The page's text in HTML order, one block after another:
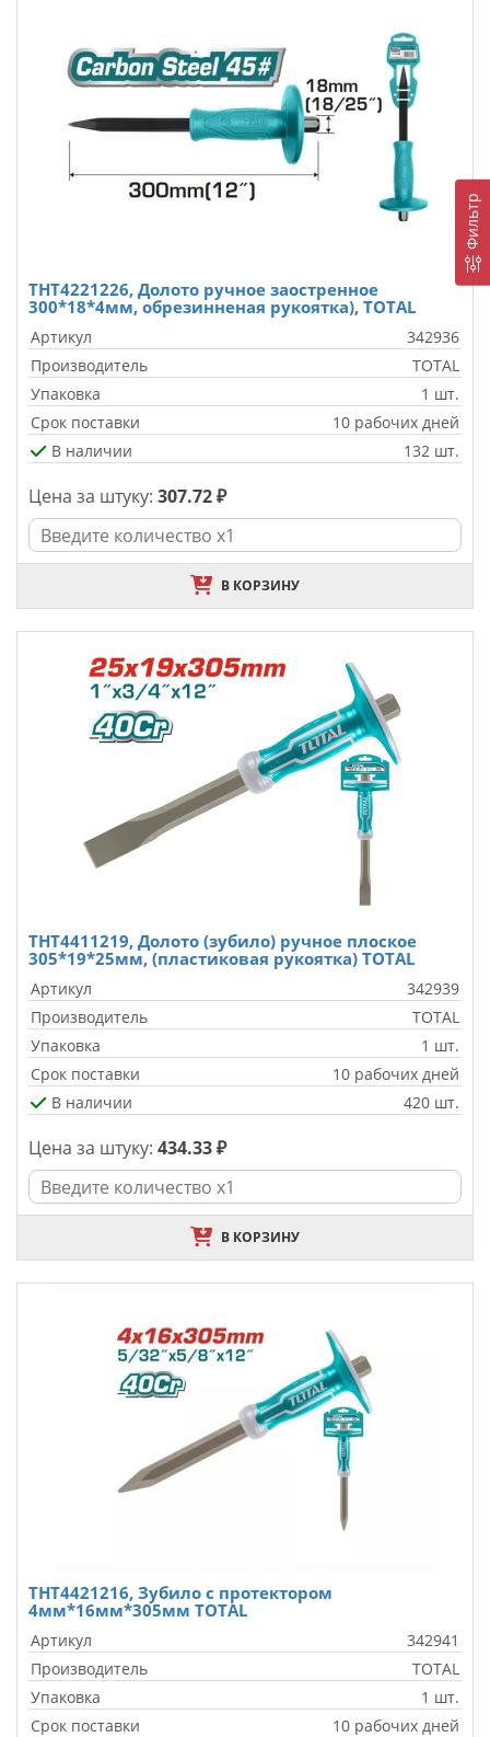
Фильтр
THT4221226, Долото ручное заостренное
300*18*4мм, обрезинненая рукоятка), TOTAL
Артикул
342936
Производитель
TOTAL
Упаковка
1 шт.
Срок поставки
10 рабочих дней
В наличии
132 шт.
Цена за штуку: 307.72 ₽
В КОРЗИНУ
THT4411219, Долото (зубило) ручное плоское
305*19*25мм, (пластиковая рукоятка) TOTAL
Артикул
342939
Производитель
TOTAL
Упаковка
1 шт.
Срок поставки
10 рабочих дней
В наличии
420 шт.
Цена за штуку: 434.33 ₽
В КОРЗИНУ
THT4421216, Зубило с протектором
4мм*16мм*305мм TOTAL
Артикул
342941
Производитель
TOTAL
Упаковка
1 шт.
Срок поставки
10 рабочих дней